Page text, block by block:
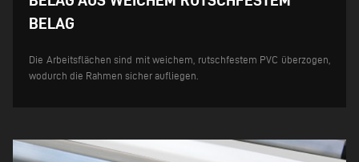
BELAG
Die Arbeitsflächen sind mit weichem, rutschfestem PVC überzogen,
wodurch die Rahmen sicher aufliegen.